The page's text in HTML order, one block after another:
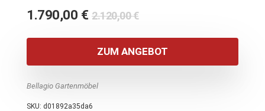
2.120,00€Ursprünglicher
war:
2.120,00 €
1.790,00 €
Aktueller
ist:
1.790,00 €.
ZUM ANGEBOT
Bellagio Gartenmöbel
SKU: d01892a35da6